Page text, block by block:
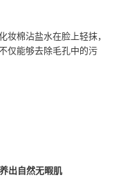
棉沾盐水在脸上轻抹，
仅能够去除毛孔中的污
出自然无暇肌